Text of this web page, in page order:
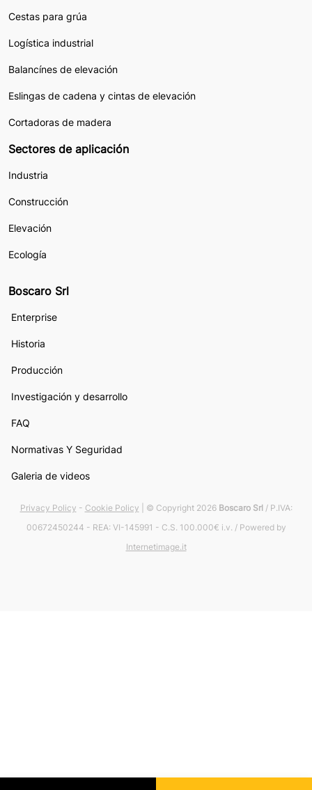
Cestas para grúa
Logística industrial
Balancínes de elevación
Eslingas de cadena y cintas de elevación
Cortadoras de madera
Sectores de aplicación
Industria
Construcción
Elevación
Ecología
Boscaro Srl
Enterprise
Historia
Producción
Investigación y desarrollo
FAQ
Normativas Y Seguridad
Galeria de videos
Privacy Policy - Cookie Policy | © Copyright 2026 Boscaro Srl / P.IVA:
00672450244 - REA: VI-145991 - C.S. 100.000€ i.v. / Powered by
Internetimage.it